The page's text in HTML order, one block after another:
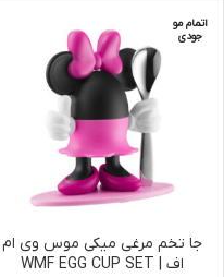
اتمام مو
جودی
جا تخم مرغی میکی موس وی ام
اف | WMF EGG CUP SET